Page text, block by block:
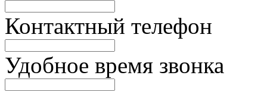
Контактный телефон
Удобное время звонка